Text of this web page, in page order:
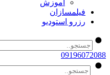
آموزش
فیلمسازان
رزرو استودیو
09196072088